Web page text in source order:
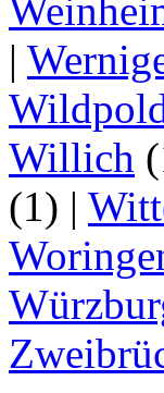
|
Willich
(1) |